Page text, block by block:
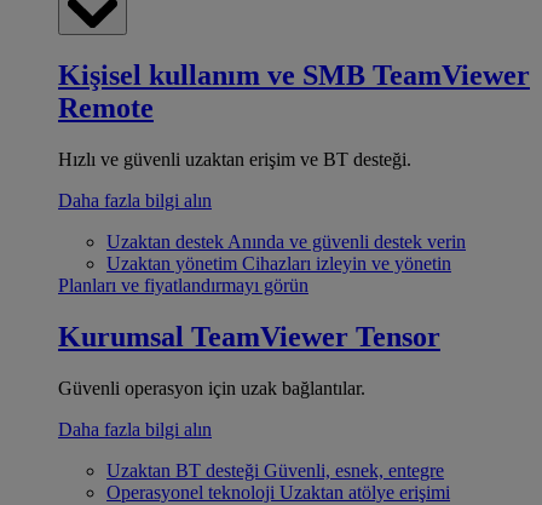
Kişisel kullanım ve SMB TeamViewer
Remote
Hızlı ve güvenli uzaktan erişim ve BT desteği.
Daha fazla bilgi alın
Uzaktan destek Anında ve güvenli destek verin
Uzaktan yönetim Cihazları izleyin ve yönetin
Planları ve fiyatlandırmayı görün
Kurumsal TeamViewer Tensor
Güvenli operasyon için uzak bağlantılar.
Daha fazla bilgi alın
Uzaktan BT desteği Güvenli, esnek, entegre
Operasyonel teknoloji Uzaktan atölye erişimi